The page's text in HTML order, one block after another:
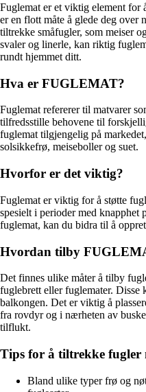
Fuglemat er et viktig element
er en flott måte å glede deg over
tiltrekke småfugler, som meiser
svaler og linerle, kan riktig
rundt hjemmet ditt.
Hva er FUGLEMAT?
Fuglemat refererer til matvarer
tilfredsstille behovene til
fuglemat tilgjengelig på
solsikkefrø, meiseboller og suet.
Hvorfor er det viktig?
Fuglemat er viktig for å støtte
spesielt i perioder med
fuglemat, kan du bidra til å
Hvordan tilby
Det finnes ulike måter å tilby
fuglebrett eller fuglemater. Disse
balkongen. Det er viktig å
fra rovdyr og i nærheten av
tilflukt.
Tips for å tiltrekke
Bland ulike typer frø og